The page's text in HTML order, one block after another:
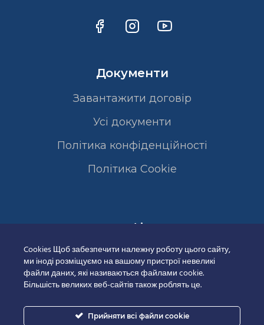
Документи
Завантажити договір
Усі документи
Політика конфіденційності
Полiтика Cookie
Сертифікати
Cookies Щоб забезпечити належну роботу цього сайту,
ми іноді розміщуємо на вашому пристрої невеликі
файли даних, які називаються файлами cookie.
Більшість великих веб-сайтів також роблять це.
Прийняти всі файли cookie